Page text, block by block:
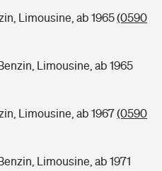
Limousine, ab 1965(0590
Limousine, ab 1965
Limousine, ab 1967(0590
Limousine, ab 1971